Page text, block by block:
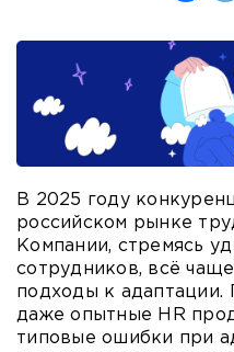
В 2025 году
российском рынке
Компании, стремясь
сотрудников, всё
подходы к адаптации.
даже опытные HR
типовые ошибки при